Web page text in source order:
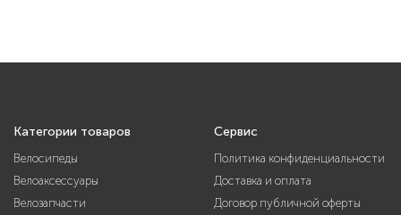
Категории товаров
Велосипеды
Велоаксессуары
Велозапчасти
Сервис
Политика конфиденциальности
Доставка и оплата
Договор публичной оферты